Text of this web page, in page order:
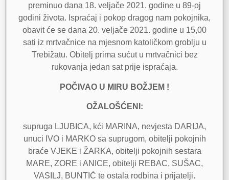
preminuo dana 18. veljače 2021. godine u 89-oj
godini života. Ispraćaj i pokop dragog nam pokojnika,
obavit će se dana 20. veljače 2021. godine u 15,00
sati iz mrtvačnice na mjesnom katoličkom groblju u
Trebižatu. Obitelj prima sućut u mrtvačnici bez
rukovanja jedan sat prije ispraćaja.
POČIVAO U MIRU BOŽJEM !
OŽALOŠĆENI:
supruga LJUBICA, kći MARINA, nevjesta DARIJA,
unuci IVO i MARKO sa suprugom, obitelji pokojnih
braće VJEKE i ŽARKA, obitelji pokojnih sestara
MARE, ZORE i ANICE, obitelji REBAC, SUŠAC,
VASILJ, BUNTIĆ te ostala rodbina i prijatelji.